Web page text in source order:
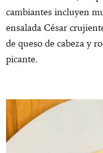
cambiantes incluyen
ensalada César
de queso de cabeza y
picante.